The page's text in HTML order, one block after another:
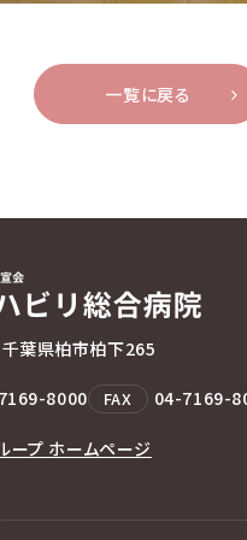
一覧に戻る
葉県柏市柏下265
8000 FAX 04-7169-
ープ ホームページ